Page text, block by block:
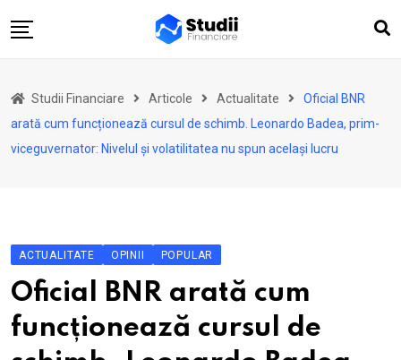
to
Actualitate
Investiții
Analize ASF
Studii Financiare Articole Actualitate
Oficial BNR
arată cum funcționează cursul de schimb. Leonardo Badea, prim-
viceguvernator: Nivelul și volatilitatea nu spun același lucru
ACTUALITATE OPINII POPULAR
Oficial BNR arată cum
funcționează cursul de